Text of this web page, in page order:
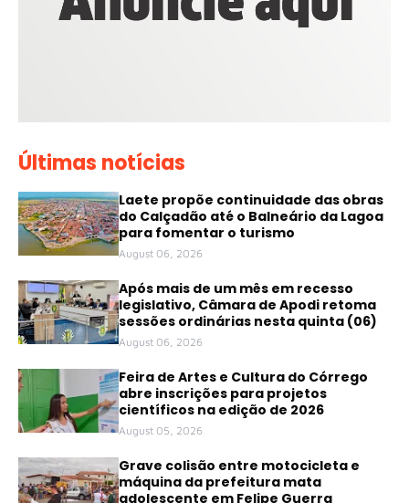
Últimas notícias
Laete propõe continuidade das obras
do Calçadão até o Balneário da Lagoa
para fomentar o turismo
August 06, 2026
Após mais de um mês em recesso
legislativo, Câmara de Apodi retoma
sessões ordinárias nesta quinta (06)
August 06, 2026
Feira de Artes e Cultura do Córrego
abre inscrições para projetos
científicos na edição de 2026
August 05, 2026
Grave colisão entre motocicleta e
máquina da prefeitura mata
adolescente em Felipe Guerra